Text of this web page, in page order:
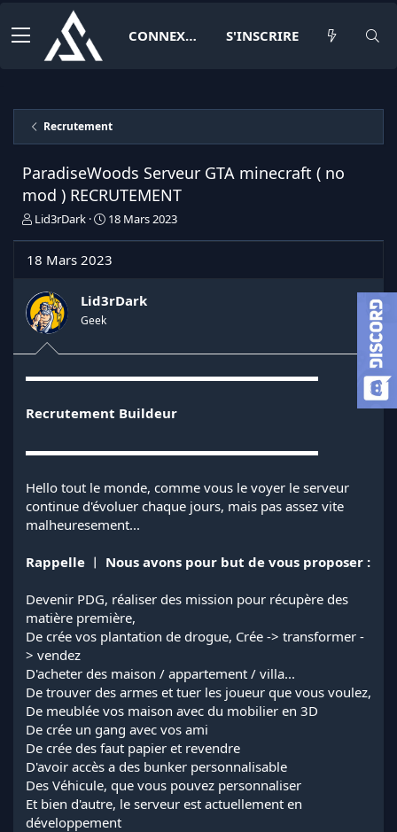
CONNEXION S'INSCRIRE
Recrutement
ParadiseWoods Serveur GTA minecraft ( no
mod ) RECRUTEMENT
I
t
a
t
e
u
d
l
i
c
u
s
o
Lid3rDark
D
e
e
t
18 Mars 2023
18 Mars 2023
Lid3rDark
Geek
▬▬▬▬▬▬▬▬▬▬▬▬▬▬▬▬▬▬▬▬▬▬
Recrutement Buildeur
▬▬▬▬▬▬▬▬▬▬▬▬▬▬▬▬▬▬▬▬▬▬
Hello tout le monde, comme vous le voyer le serveur
continue d'évoluer chaque jours, mais pas assez vite
malheuresement...
Rappelle ︱ Nous avons pour but de vous proposer :
Devenir PDG, réaliser des mission pour récupère des
matière première,
De crée vos plantation de drogue, Crée -> transformer -
> vendez
D'acheter des maison / appartement / villa...
De trouver des armes et tuer les joueur que vous voulez,
De meublée vos maison avec du mobilier en 3D
De crée un gang avec vos ami
De crée des faut papier et revendre
D'avoir accès a des bunker personnalisable
Des Véhicule, que vous pouvez personnaliser
Et bien d'autre, le serveur est actuellement en
développement